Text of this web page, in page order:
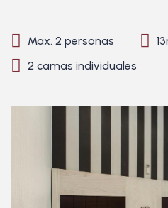
Max. 2 personas
2 camas individuales